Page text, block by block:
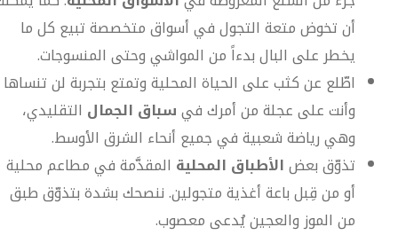
أن تخوض متعة التجول في أسواق متخصصة تبيع كل ما
يخطر على البال بدءاً من المواشي وحتى المنسوجات.
اطّلع عن كثب على الحياة المحلية وتمتع بتجربة لن تنساها
وأنت على عجلة من أمرك فيسباق الجمال التقليدي،
وهي رياضة شعبية في جميع أنحاء الشرق الأوسط.
تذوّق بعضالأطباق المحلية المقدَّمة في مطاعم محلية
أو من قِبل باعة أغذية متجولين. ننصحك بشدة بتذوّق طبق
من الموز والعجين يُدعى معصوب.